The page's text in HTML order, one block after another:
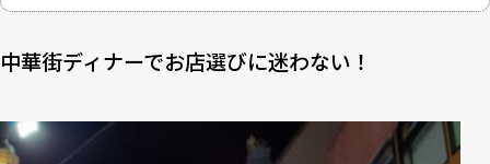
中華街ディナーでお店選びに迷わない！